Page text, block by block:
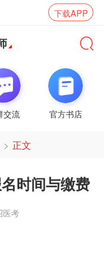
下载APP
交流 官方书店
> 正文
时间与缴费
医考